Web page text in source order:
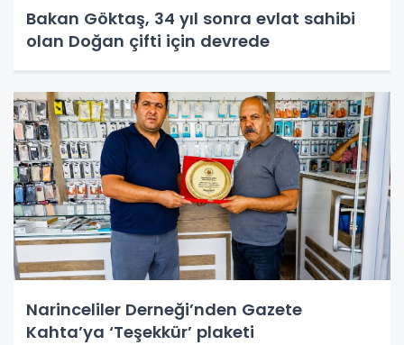
Bakan Göktaş, 34 yıl sonra evlat sahibi
olan Doğan çifti için devrede
Narinceliler Derneği’nden Gazete
Kahta’ya ‘Teşekkür’ plaketi